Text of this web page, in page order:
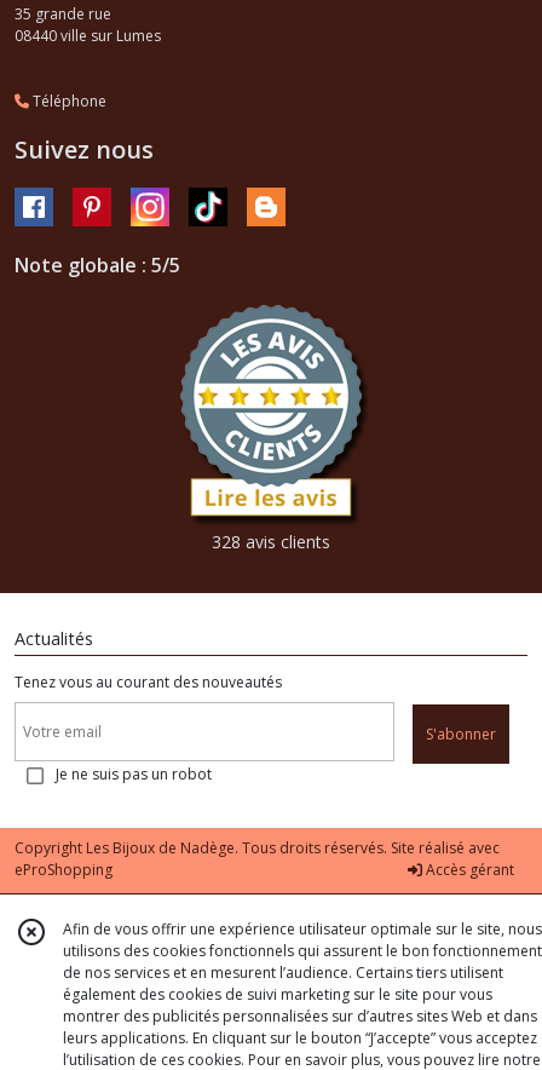
35 grande rue
08440ville sur Lumes
Téléphone
Suivez nous
Note globale : 5/5
328 avis clients
Actualités
Tenez vous au courant des nouveautés
S'abonner
Je ne suis pas un robot
Copyright Les Bijoux de Nadège. Tous droits réservés. Site réalisé avec
eProShopping
Accès gérant
Afin de vous offrir une expérience utilisateur optimale sur le site, nous
utilisons des cookies fonctionnels qui assurent le bon fonctionnement
de nos services et en mesurent l’audience. Certains tiers utilisent
également des cookies de suivi marketing sur le site pour vous
montrer des publicités personnalisées sur d’autres sites Web et dans
leurs applications. En cliquant sur le bouton “J’accepte” vous acceptez
l’utilisation de ces cookies. Pour en savoir plus, vous pouvez lire notre